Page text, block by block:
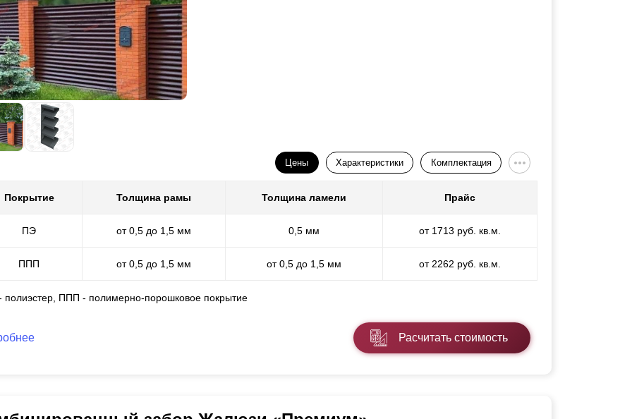
Цены Характеристики Комплектация
Покрытие Толщина рамы Толщина ламели Прайс
ПЭ от 0,5 до 1,5 мм 0,5 мм от 1713 руб. кв.м.
ППП от 0,5 до 1,5 мм от 0,5 до 1,5 мм от 2262 руб. кв.м.
полиэстер, ППП - полимерно-порошковое покрытие
Расчитать стоимость